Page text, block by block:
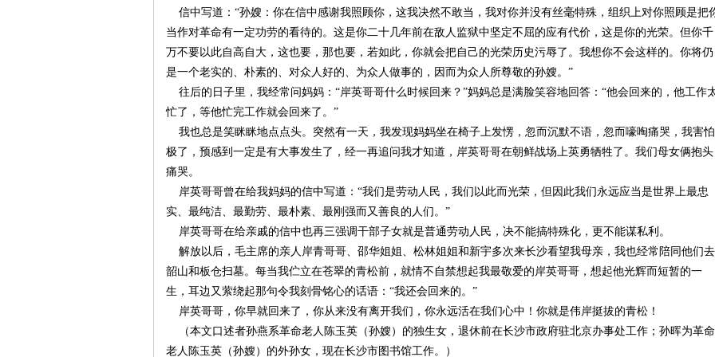
信中写道：“孙嫂：你在信中感谢我照顾你，这我决然不敢当，我对你并没有丝毫特殊，组织上对你照顾是把
当作对革命有一定功劳的看待的。这是你二十几年前在敌人监狱中坚定不屈的应有代价，这是你的光荣。但你千
万不要以此自高自大，这也要，那也要，若如此，你就会把自己的光荣历史污辱了。我想你不会这样的。你将仍
是一个老实的、朴素的、对众人好的、为众人做事的，因而为众人所尊敬的孙嫂。”
往后的日子里，我经常问妈妈：“岸英哥哥什么时候回来？”妈妈总是满脸笑容地回答：“他会回来的，他工作
忙了，等他忙完工作就会回来了。”
我也总是笑眯眯地点点头。突然有一天，我发现妈妈坐在椅子上发愣，忽而沉默不语，忽而嚎啕痛哭，我害怕
极了，预感到一定是有大事发生了，经一再追问我才知道，岸英哥哥在朝鲜战场上英勇牺牲了。我们母女俩抱头
痛哭。
岸英哥哥曾在给我妈妈的信中写道：“我们是劳动人民，我们以此而光荣，但因此我们永远应当是世界上最忠
实、最纯洁、最勤劳、最朴素、最刚强而又善良的人们。”
岸英哥哥在给亲戚的信中也再三强调干部子女就是普通劳动人民，决不能搞特殊化，更不能谋私利。
解放以后，毛主席的亲人岸青哥哥、邵华姐姐、松林姐姐和新宇多次来长沙看望我母亲，我也经常陪同他们去
韶山和板仓扫墓。每当我伫立在苍翠的青松前，就情不自禁想起我最敬爱的岸英哥哥，想起他光辉而短暂的一
生，耳边又萦绕起那句令我刻骨铭心的话语：“我还会回来的。”
岸英哥哥，你早就回来了，你从来没有离开我们，你永远活在我们心中！你就是伟岸挺拔的青松！
（本文口述者孙燕系革命老人陈玉英（孙嫂）的独生女，退休前在长沙市政府驻北京办事处工作；孙晖为革命
老人陈玉英（孙嫂）的外孙女，现在长沙市图书馆工作。）